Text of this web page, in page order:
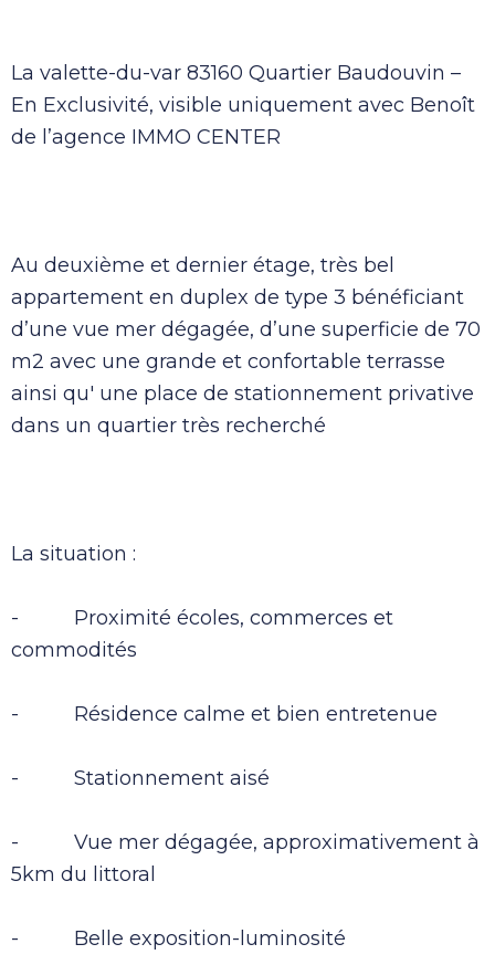
La valette-du-var 83160 Quartier Baudouvin –
En Exclusivité, visible uniquement avec Benoît
de l’agence IMMO CENTER
Au deuxième et dernier étage, très bel
appartement en duplex de type 3 bénéficiant
d’une vue mer dégagée, d’une superficie de 70
m2 avec une grande et confortable terrasse
ainsi qu' une place de stationnement privative
dans un quartier très recherché
La situation :
- Proximité écoles, commerces et
commodités
- Résidence calme et bien entretenue
- Stationnement aisé
- Vue mer dégagée, approximativement à
5km du littoral
- Belle exposition-luminosité